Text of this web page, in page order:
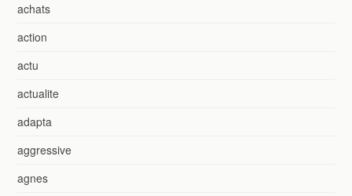
achats
action
actu
actualite
adapta
aggressive
agnes